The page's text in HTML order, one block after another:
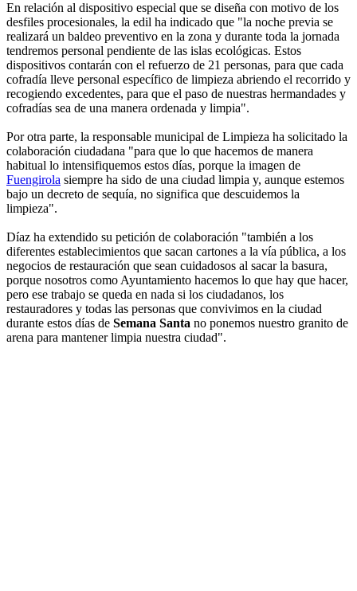
En relación al dispositivo especial que se diseña con motivo de los
desfiles procesionales, la edil ha indicado que "la noche previa se
realizará un baldeo preventivo en la zona y durante toda la jornada
tendremos personal pendiente de las islas ecológicas. Estos
dispositivos contarán con el refuerzo de 21 personas, para que cada
cofradía lleve personal específico de limpieza abriendo el recorrido y
recogiendo excedentes, para que el paso de nuestras hermandades y
cofradías sea de una manera ordenada y limpia".
Por otra parte, la responsable municipal de Limpieza ha solicitado la
colaboración ciudadana "para que lo que hacemos de manera
habitual lo intensifiquemos estos días, porque la imagen de
Fuengirola siempre ha sido de una ciudad limpia y, aunque estemos
bajo un decreto de sequía, no significa que descuidemos la
limpieza".
Díaz ha extendido su petición de colaboración "también a los
diferentes establecimientos que sacan cartones a la vía pública, a los
negocios de restauración que sean cuidadosos al sacar la basura,
porque nosotros como Ayuntamiento hacemos lo que hay que hacer,
pero ese trabajo se queda en nada si los ciudadanos, los
restauradores y todas las personas que convivimos en la ciudad
durante estos días de Semana Santa no ponemos nuestro granito de
arena para mantener limpia nuestra ciudad".